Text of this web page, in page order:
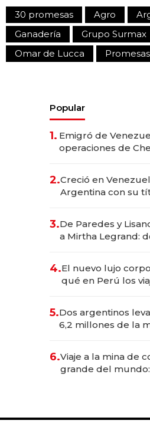
30 promesas Agro
Ganadería
Grupo Surmax
Omar de Lucca
Popular
1. Emigró de
operaciones de
2.Creció en
Argentina con su
las marcas "fast
3.De Paredes y
a Mirtha Legrand:
4.El nuevo lujo
qué en Perú los
para convertirse
transformadoras
5.Dos argentinos
6,2 millones de la
6.Viaje a la mina de
grande del mundo: